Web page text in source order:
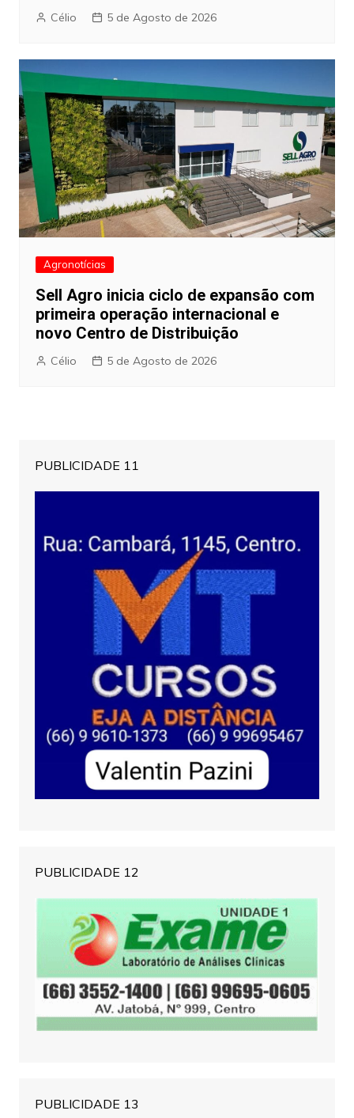
Célio 5 de Agosto de 2026
Agronotícias
Sell Agro inicia ciclo de expansão com
primeira operação internacional e
novo Centro de Distribuição
Célio 5 de Agosto de 2026
PUBLICIDADE 11
PUBLICIDADE 12
PUBLICIDADE 13